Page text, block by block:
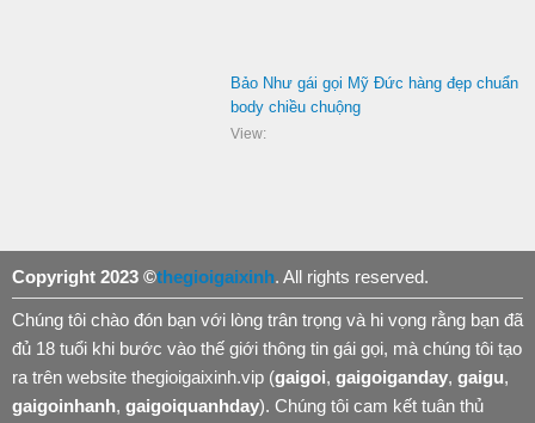
Bảo Như gái gọi Mỹ Đức hàng đẹp chuẩn
body chiều chuộng
View:
Copyright 2023 ©thegioigaixinh. All rights reserved.
Chúng tôi chào đón bạn với lòng trân trọng và hi vọng rằng bạn đã
đủ 18 tuổi khi bước vào thế giới thông tin gái gọi, mà chúng tôi tạo
ra trên website thegioigaixinh.vip (gaigoi, gaigoiganday, gaigu,
gaigoinhanh, gaigoiquanhday). Chúng tôi cam kết tuân thủ